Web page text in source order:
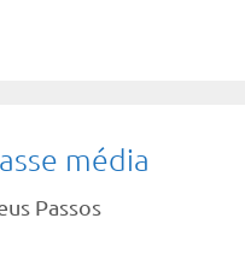
média
Passos